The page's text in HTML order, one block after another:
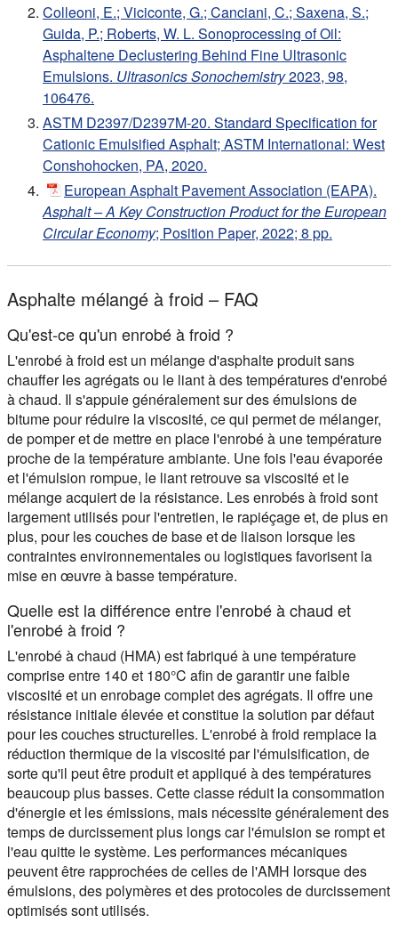
Colleoni, E.; Viciconte, G.; Canciani, C.; Saxena, S.;
Guida, P.; Roberts, W. L. Sonoprocessing of Oil:
Asphaltene Declustering Behind Fine Ultrasonic
Emulsions. Ultrasonics Sonochemistry2023, 98,
106476.
ASTM D2397/D2397M-20. Standard Specification for
Cationic Emulsified Asphalt; ASTM International: West
Conshohocken, PA, 2020.
European Asphalt Pavement Association (EAPA).
Asphalt – A Key Construction Product for the European
Circular Economy; Position Paper, 2022; 8 pp.
Asphalte mélangé à froid – FAQ
Qu'est-ce qu'un enrobé à froid ?
L'enrobé à froid est un mélange d'asphalte produit sans
chauffer les agrégats ou le liant à des températures d'enrobé
à chaud. Il s'appuie généralement sur des émulsions de
bitume pour réduire la viscosité, ce qui permet de mélanger,
de pomper et de mettre en place l'enrobé à une température
proche de la température ambiante. Une fois l'eau évaporée
et l'émulsion rompue, le liant retrouve sa viscosité et le
mélange acquiert de la résistance. Les enrobés à froid sont
largement utilisés pour l'entretien, le rapiéçage et, de plus en
plus, pour les couches de base et de liaison lorsque les
contraintes environnementales ou logistiques favorisent la
mise en œuvre à basse température.
Quelle est la différence entre l'enrobé à chaud et
l'enrobé à froid ?
L'enrobé à chaud (HMA) est fabriqué à une température
comprise entre 140 et 180°C afin de garantir une faible
viscosité et un enrobage complet des agrégats. Il offre une
résistance initiale élevée et constitue la solution par défaut
pour les couches structurelles. L'enrobé à froid remplace la
réduction thermique de la viscosité par l'émulsification, de
sorte qu'il peut être produit et appliqué à des températures
beaucoup plus basses. Cette classe réduit la consommation
d'énergie et les émissions, mais nécessite généralement des
temps de durcissement plus longs car l'émulsion se rompt et
l'eau quitte le système. Les performances mécaniques
peuvent être rapprochées de celles de l'AMH lorsque des
émulsions, des polymères et des protocoles de durcissement
optimisés sont utilisés.